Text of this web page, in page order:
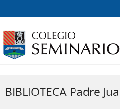
BIBLIOTECA Padre